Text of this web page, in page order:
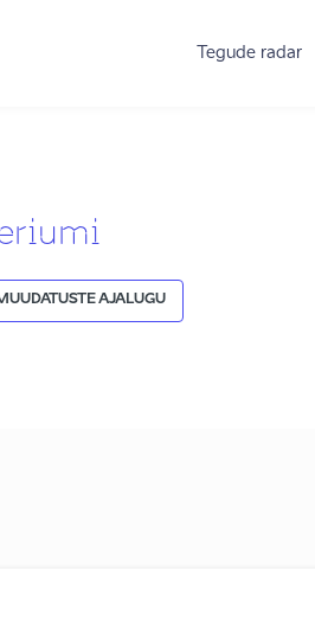
Tegude radar
AJALUGU